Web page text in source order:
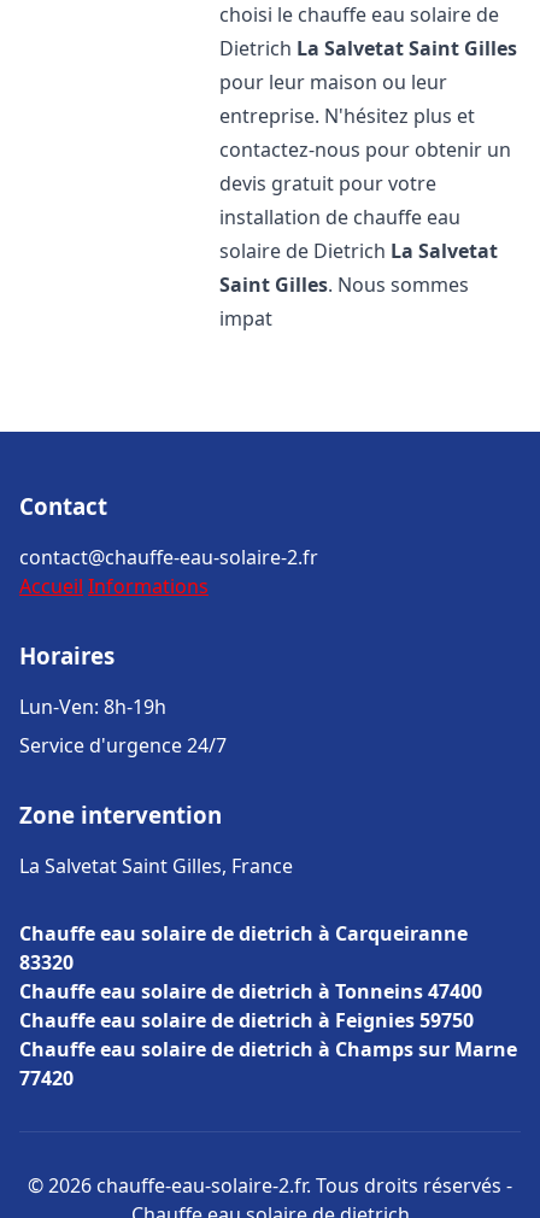
choisi le chauffe eau solaire de
Dietrich La Salvetat Saint Gilles
pour leur maison ou leur
entreprise. N'hésitez plus et
contactez-nous pour obtenir un
devis gratuit pour votre
installation de chauffe eau
solaire de Dietrich La Salvetat
Saint Gilles. Nous sommes
impat
Contact
contact@chauffe-eau-solaire-2.fr
Accueil Informations
Horaires
Lun-Ven: 8h-19h
Service d'urgence 24/7
Zone intervention
La Salvetat Saint Gilles, France
Chauffe eau solaire de dietrich à Carqueiranne
83320
Chauffe eau solaire de dietrich à Tonneins 47400
Chauffe eau solaire de dietrich à Feignies 59750
Chauffe eau solaire de dietrich à Champs sur Marne
77420
© 2026 chauffe-eau-solaire-2.fr. Tous droits réservés -